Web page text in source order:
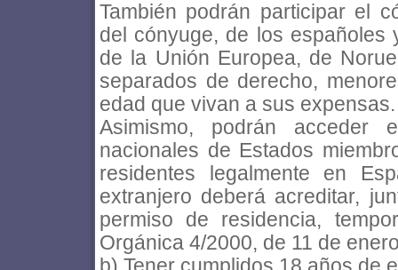
También podrán participar el
del cónyuge, de los españoles
de la Unión Europea, de
separados de derecho,
edad que vivan a sus expensas.
Asimismo, podrán acceder
nacionales de Estados
residentes legalmente en
extranjero deberá acreditar,
permiso de residencia,
Orgánica 4/2000, de 11 de